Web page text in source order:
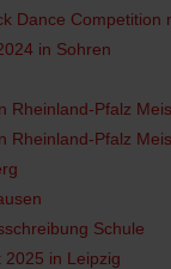
Dance Competition
in Sohren
Rheinland-Pfalz
Rheinland-Pfalz
Schule
2025 in Leipzig